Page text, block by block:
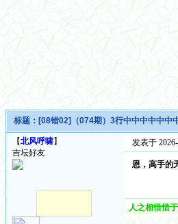
标题： [08错02]（074期）3行中中中中中中
【北风呼啸】
吉坛好友
发表于
恩，高手的
人之相惜惜